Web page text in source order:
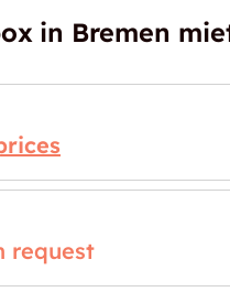
in Bremen
request